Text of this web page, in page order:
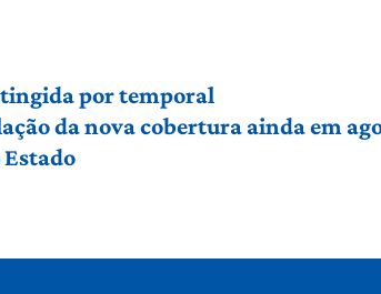
por temporal
da nova cobertura ainda em